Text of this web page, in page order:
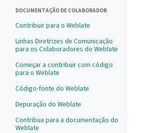
DOCUMENTAÇÃO DE COLABORADOR
Contribuir para o Weblate
Linhas Diretrizes de Comunicação
para os Colaboradores do Weblate
Começar a contribuir com código
para o Weblate
Código-fonte do Weblate
Depuração do Weblate
Contribua para a documentação do
Weblate